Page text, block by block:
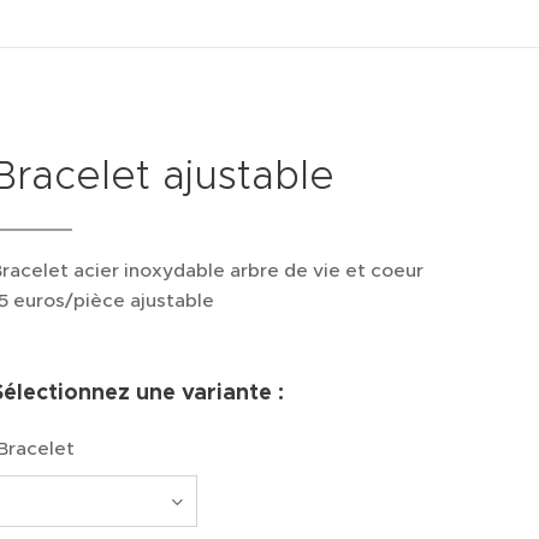
ajustable
acier inoxydable arbre de vie et coeur
euros/pièce ajustable
une variante :